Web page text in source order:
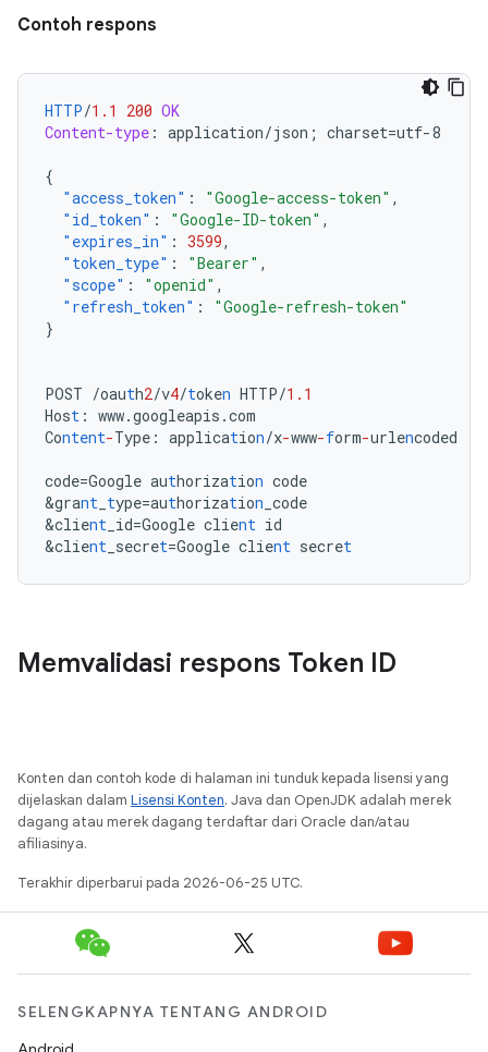
Contoh respons
HTTP/1.1 200 OK
Content-type : application/json; charset=utf-8
{
"access_token" : "Google-access-token" ,
"id_token" : "Google-ID-token" ,
"expires_in" : 3599,
"token_type" : "Bearer" ,
"scope" : "openid" ,
"refresh_token" :
"Google-refresh-token"
}
POST /oauth2/v4/token HTTP/1.1
Host : www.googleapis.com
Content-Type : application/x-www-form-urlencoded
code=Google authorization code
&grant type=authorization _code
&client _id=Google client id
&client _secret=Google client secret
Memvalidasi respons Token ID
Konten dan contoh kode di halaman ini tunduk kepada lisensi yang
dijelaskan dalam Lisensi Konten. Java dan OpenJDK adalah merek
dagang atau merek dagang terdaftar dari Oracle dan/atau
afiliasinya.
Terakhir diperbarui pada 2026-06-25 UTC.
SELENGKAPNYA TENTANG ANDROID